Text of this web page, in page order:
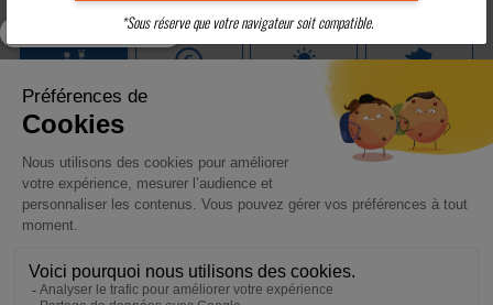
Clubs Enfants Pratique Région
CLUBS ENFANTS AU CAMPING DE SAINT-CYR-SUR-MER :
DÉCOUVERTE ET JEUX
Des vacances magiques pour vos enfants, votre pause tranquillité
RÉSERVER
*Sous réserve que votre navigateur soit compatible.